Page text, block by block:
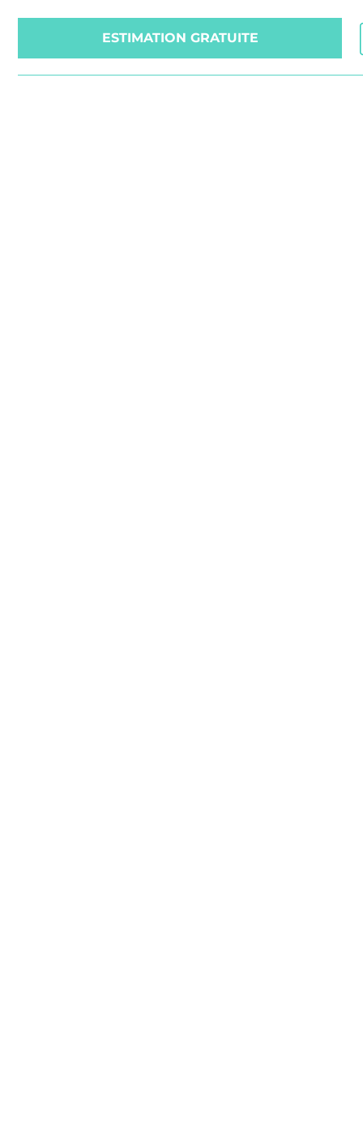
ESTIMATION GRATUITE